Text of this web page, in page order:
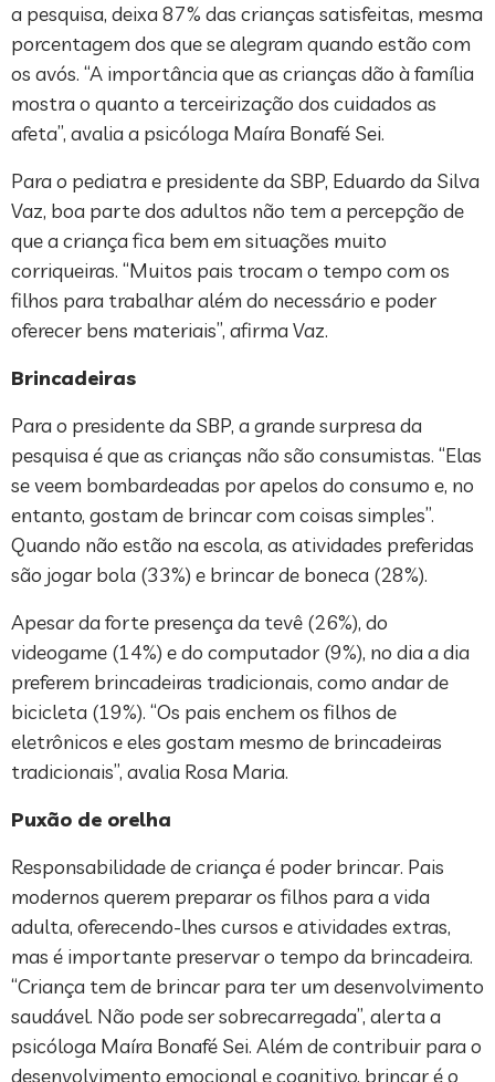
a pesquisa, deixa 87% das crianças satisfeitas, mesma
porcentagem dos que se alegram quando estão com
os avós. “A importância que as crianças dão à família
mostra o quanto a terceirização dos cuidados as
afeta”, avalia a psicóloga Maíra Bonafé Sei.
Para o pediatra e presidente da SBP, Eduardo da Silva
Vaz, boa parte dos adultos não tem a percepção de
que a criança fica bem em situações muito
corriqueiras. “Muitos pais trocam o tempo com os
filhos para trabalhar além do necessário e poder
oferecer bens materiais”, afirma Vaz.
Brincadeiras
Para o presidente da SBP, a grande surpresa da
pesquisa é que as crianças não são consumistas. “Elas
se veem bombardeadas por apelos do consumo e, no
entanto, gostam de brincar com coisas simples”.
Quando não estão na escola, as atividades preferidas
são jogar bola (33%) e brincar de boneca (28%).
Apesar da forte presença da tevê (26%), do
videogame (14%) e do computador (9%), no dia a dia
preferem brincadeiras tradicionais, como andar de
bicicleta (19%). “Os pais enchem os filhos de
eletrônicos e eles gostam mesmo de brincadeiras
tradicionais”, avalia Rosa Maria.
Puxão de orelha
Responsabilidade de criança é poder brincar. Pais
modernos querem preparar os filhos para a vida
adulta, oferecendo-lhes cursos e atividades extras,
mas é importante preservar o tempo da brincadeira.
“Criança tem de brincar para ter um desenvolvimento
saudável. Não pode ser sobrecarregada”, alerta a
psicóloga Maíra Bonafé Sei. Além de contribuir para o
desenvolvimento emocional e cognitivo, brincar é o